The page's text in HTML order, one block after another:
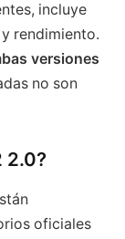
incluye
rendimiento.
versiones
no son
2.0?
oficiales